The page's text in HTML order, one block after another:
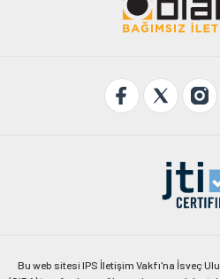
Bu web sitesi IPS İletişim Vakfı'na İsveç